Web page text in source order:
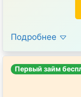
Подробнее
Первый займ